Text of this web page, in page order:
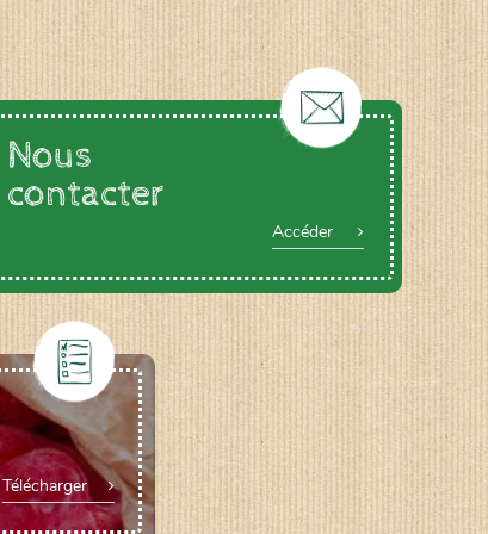
Nous
contacter
Accéder
Télécharger